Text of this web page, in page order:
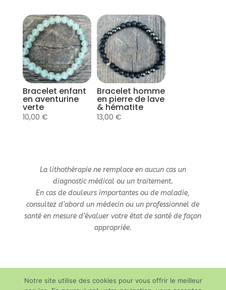
Bracelet enfant
en aventurine
verte
10,00 €
Bracelet homme
en pierre de lave
& hématite
13,00€
La lithothérapie ne remplace en aucun cas un
diagnostic médical ou un traitement.
En cas de douleurs importantes ou de maladie,
consultez d’abord un médecin ou un professionnel de
santé en mesure d’évaluer votre état de santé de façon
appropriée.
Notre site utilise des cookies pour vous offrir le meilleur